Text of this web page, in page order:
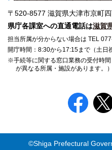
〒520-8577 滋賀県大津市京町
県庁各課室への直通電話は滋賀
担当所属が分からない場合は TEL
開庁時間：8:30から17:15まで（土日
※手続等に関する窓口業務の受付時
が異なる所属・施設があります。）
©Shiga Prefectural